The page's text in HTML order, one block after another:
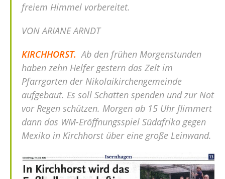
freiem Himmel vorbereitet.
VON ARIANE ARNDT
KIRCHHORST. Ab den frühen Morgenstunden
haben zehn Helfer gestern das Zelt im
Pfarrgarten der Nikolaikirchengemeinde
aufgebaut. Es soll Schatten spenden und zur Not
vor Regen schützen. Morgen ab 15 Uhr flimmert
dann das WM-Eröffnungsspiel Südafrika gegen
Mexiko in Kirchhorst über eine große Leinwand.